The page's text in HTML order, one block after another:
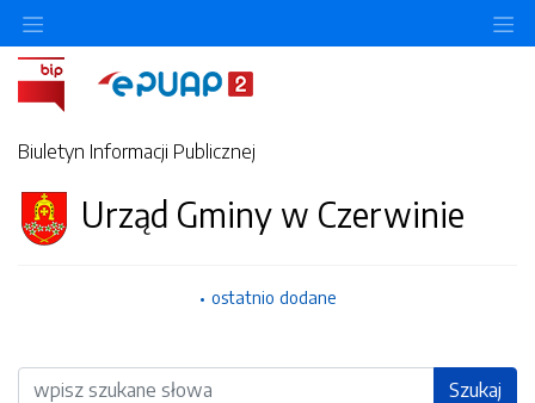
Biuletyn Informacji Publicznej
Urząd Gminy w Czerwinie
ostatnio dodane
Wyszukiwarka Szukaj